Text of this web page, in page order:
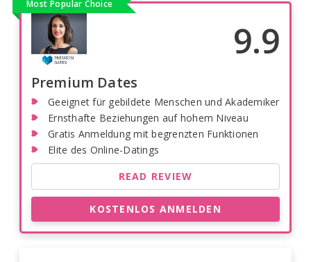
Most Popular Choice
9.9
Premium Dates
Geeignet für gebildete Menschen und Akademiker
Ernsthafte Beziehungen auf hohem Niveau
Gratis Anmeldung mit begrenzten Funktionen
Elite des Online-Datings
READ REVIEW
KOSTENLOS ANMELDEN